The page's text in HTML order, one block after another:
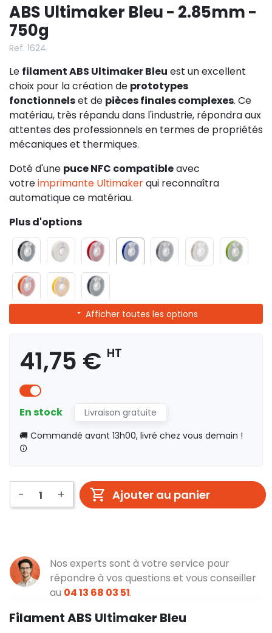
ABS Ultimaker Bleu - 2.85mm -
750g
Ref. 1624
Le filament ABS Ultimaker Bleu est un excellent
choix pour la création de prototypes
fonctionnelset de pièces finales complexes. Ce
matériau, très répandu dans l'industrie, répondra aux
attentes des professionnels en termes de propriétés
mécaniques et thermiques.
Doté d'une puce NFC compatibleavec
votreimprimante Ultimakerqui reconnaîtra
automatique ce matériau.
Plus d'options
Afficher toutes les options
41,75 € HT
En stock
Livraison gratuite
🚚 Commandé avant 13h00, livré chez vous demain !
- + Ajouter au panier
Nos experts sont à votre service pour
répondre à vos questions et vous conseiller
au 04 13 68 03 51.
Filament ABS Ultimaker Bleu